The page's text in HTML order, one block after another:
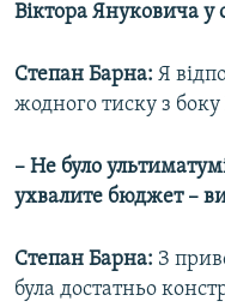
Віктора Януковича у
Степан Барна: Я
жодного тиску з
– Не було
ухвалите бюджет –
Степан Барна: З
була достатньо